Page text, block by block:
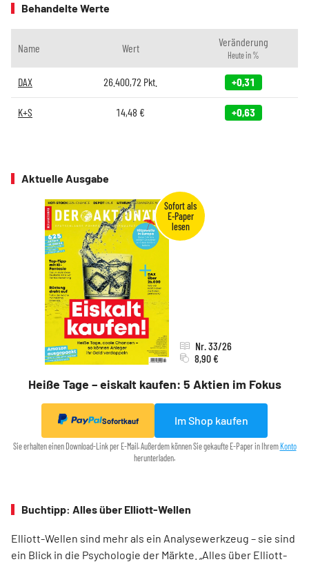
Behandelte Werte
Name Wert Veränderung
Heute in %
DAX 26.400,72 Pkt. +0,31
K+S 14,48 € +0,63
Aktuelle Ausgabe
Heiße Tage – eiskalt kaufen: 5 Aktien im Fokus
Nr. 33/26
8,90 €
Sofortkauf Im Shop kaufen
Sie erhalten einen Download-Link per E-Mail. Außerdem können Sie gekaufte E-Paper in Ihrem Konto
herunterladen.
Buchtipp: Alles über Elliott-Wellen
Elliott-Wellen sind mehr als ein Analysewerkzeug – sie sind
ein Blick in die Psychologie der Märkte. „Alles über Elliott-